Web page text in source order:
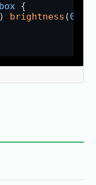
{
) brightness (0